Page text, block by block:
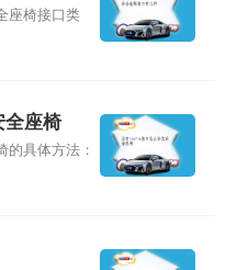
座椅接口类
座椅
的具体方法：